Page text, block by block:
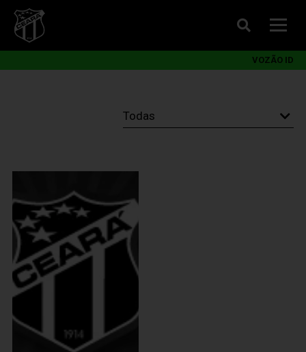
VOZÃO ID